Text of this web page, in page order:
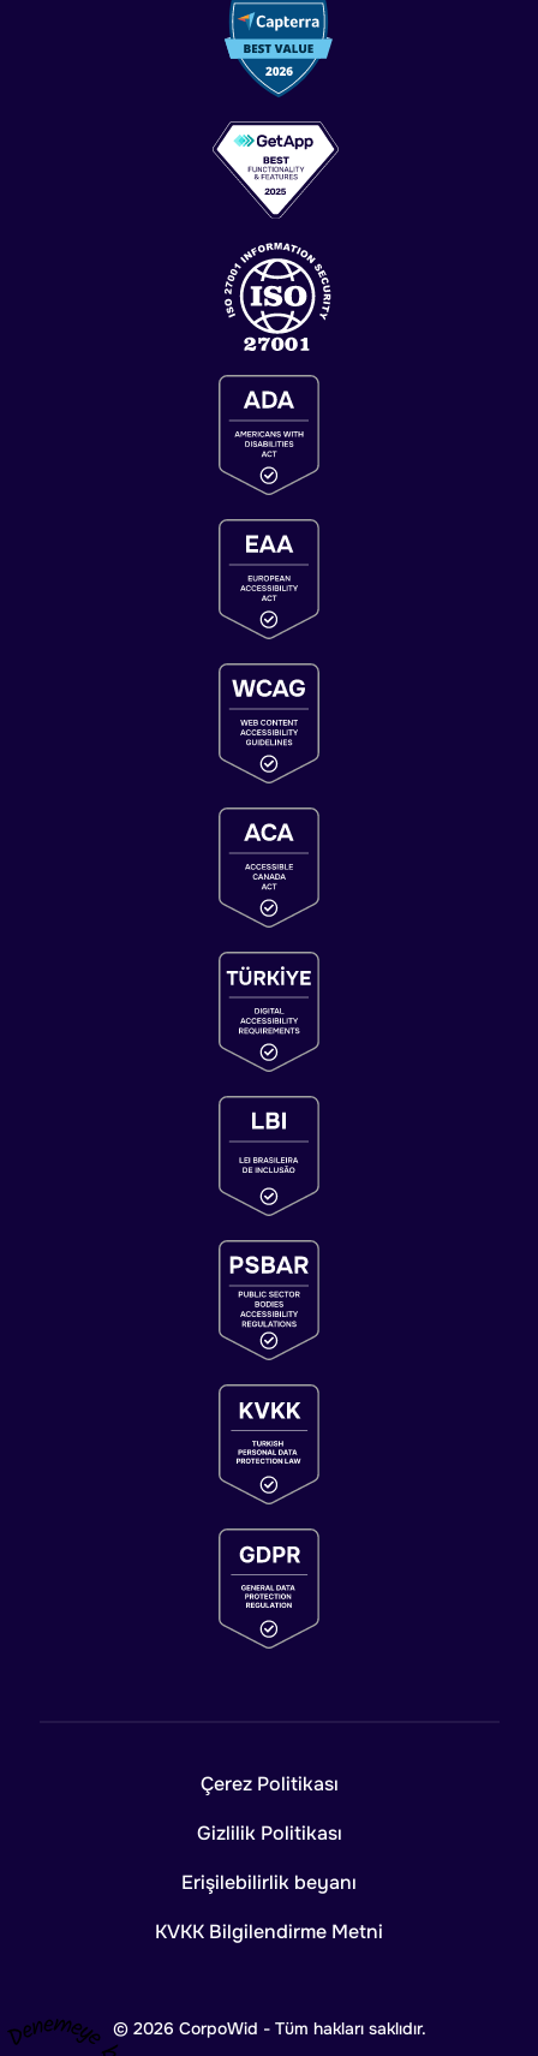
© 2026 CorpoWid - Tüm hakları saklıdır.
Çerez Politikası
Gizlilik Politikası
Erişilebilirlik beyanı
KVKK Bilgilendirme Metni